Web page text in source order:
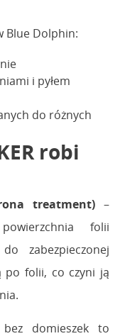
Blue Dolphin:
i pyłem
do różnych
robi
treatment)–
folii
zabezpieczonej
po folii, co czyni ją
domieszek to